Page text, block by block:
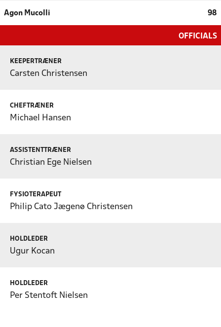
Agon Mucolli 98
OFFICIALS
KEEPERTRÆNER
Carsten Christensen
CHEFTRÆNER
Michael Hansen
ASSISTENTTRÆNER
Christian Ege Nielsen
FYSIOTERAPEUT
Philip Cato Jægenø Christensen
HOLDLEDER
Ugur Kocan
HOLDLEDER
Per Stentoft Nielsen